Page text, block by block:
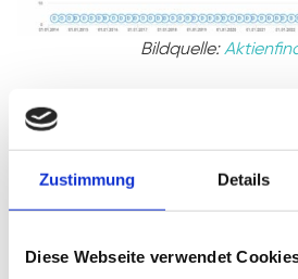
Zustimmung Details
Diese Webseite verwendet
Bildquelle:
Aktienanlage nicht gerade viel.
nicht vergessen, dass die Coca-
krisensicheres Wertpapier mit